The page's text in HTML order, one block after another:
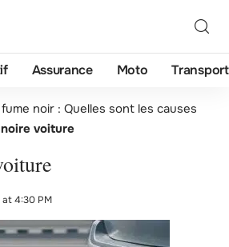
Assurance Moto Transport
noir : Quelles sont les causes
voiture
at 4:30 PM